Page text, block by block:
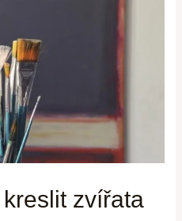
zvířata